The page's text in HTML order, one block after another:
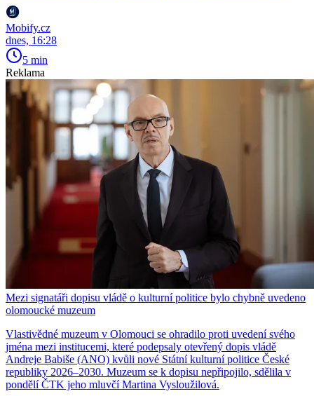
Mobify.cz
dnes, 16:28
5 min
Reklama
Mezi signatáři dopisu vládě o kulturní politice bylo chybně uvedeno
olomoucké muzeum
Vlastivědné muzeum v Olomouci se ohradilo proti uvedení svého
jména mezi institucemi, které podepsaly otevřený dopis vládě
Andreje Babiše (ANO) kvůli nové Státní kulturní politice České
republiky 2026–2030. Muzeum se k dopisu nepřipojilo, sdělila v
pondělí ČTK jeho mluvčí Martina Vysloužilová.